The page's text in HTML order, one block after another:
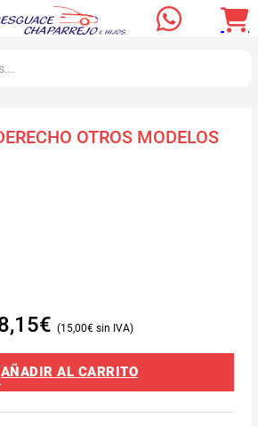
OTROS MODELOS
€ 15,00€
AÑADIR AL CARRITO